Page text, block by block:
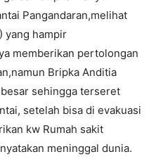
Pangandaran,melihat
yang hampir
memberikan pertolongan
Bripka Anditia
sehingga terseret
setelah bisa di evakuasi
kw Rumah sakit
meninggal dunia.